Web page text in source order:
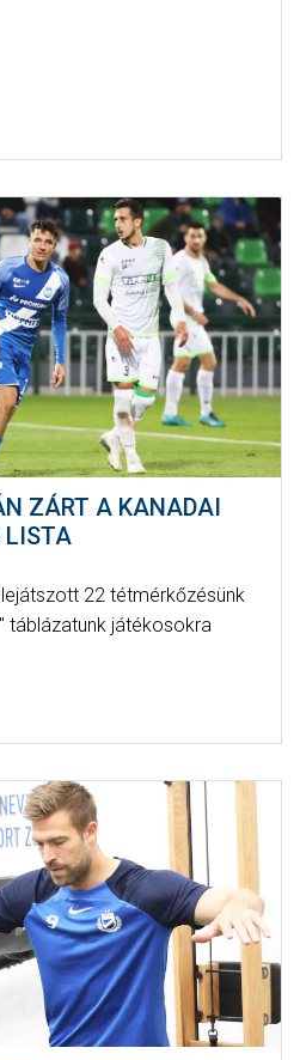
ZÁRT A KANADAI
LISTA
22 tétmérkőzésünk
táblázatunk játékosokra